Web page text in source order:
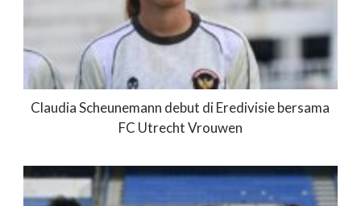
Claudia Scheunemann debut di Eredivisie bersama
FC Utrecht Vrouwen